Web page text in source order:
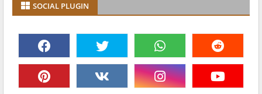
SOCIAL PLUGIN